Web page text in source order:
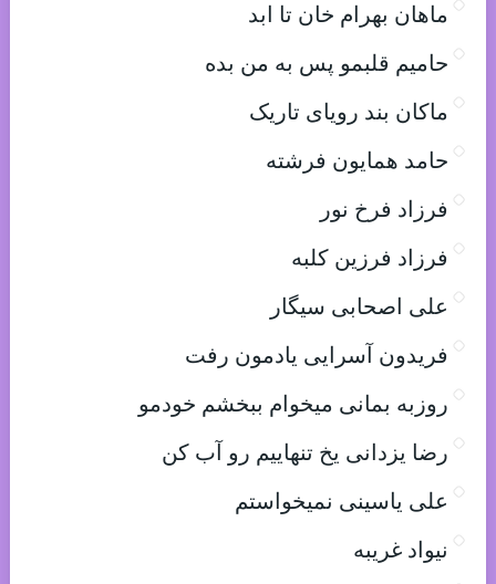
ماهان بهرام خان تا ابد
حامیم قلبمو پس به من بده
ماکان بند رویای تاریک
حامد همایون فرشته
فرزاد فرخ نور
فرزاد فرزین کلبه
علی اصحابی سیگار
فریدون آسرایی یادمون رفت
روزبه بمانی میخوام ببخشم خودمو
رضا یزدانی یخ تنهاییم رو آب کن
علی یاسینی نمیخواستم
نیواد غریبه